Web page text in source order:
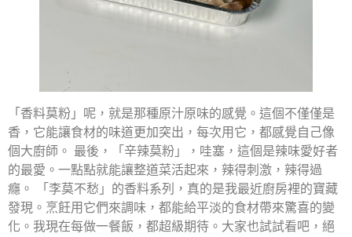
「香料莫粉」呢，就是那種原汁原味的感覺。這個不僅僅是
香，它能讓食材的味道更加突出，每次用它，都感覺自己像
個大廚師。 最後，「辛辣莫粉」，哇塞，這個是辣味愛好者
的最愛。一點點就能讓整道菜活起來，辣得刺激，辣得過
癮。 「李莫不愁」的香料系列，真的是我最近廚房裡的寶藏
發現。烹飪用它們來調味，都能給平淡的食材帶來驚喜的變
化。我現在每做一餐飯，都超級期待。大家也試試看吧，絕